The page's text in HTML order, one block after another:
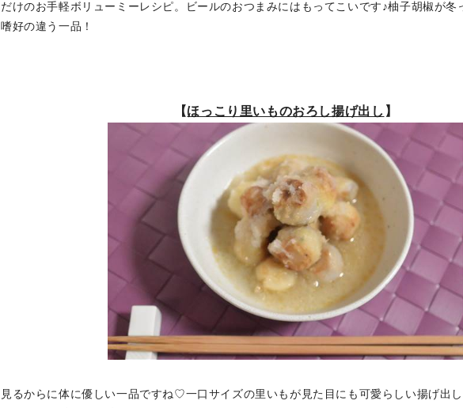
だけのお手軽ボリューミーレシピ。ビールのおつまみにはもってこいです♪柚子胡椒が冬
嗜好の違う一品！
【ほっこり里いものおろし揚げ出し 】
見るからに体に優しい一品ですね♡一口サイズの里いもが見た目にも可愛らしい揚げ出